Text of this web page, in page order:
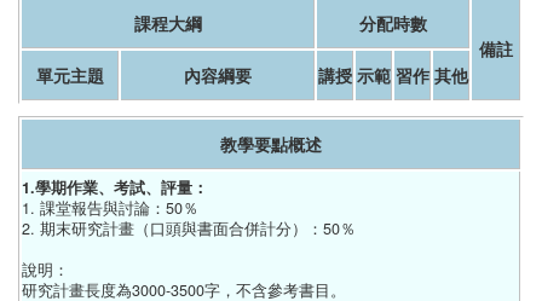
課程大綱
分配時數
備註
單元主題
內容綱要 講授 示範 習作 其他
教學要點概述
1.學期作業、考試、評量：
1. 課堂報告與討論：50％
2. 期末研究計畫（口頭與書面合併計分）：50％
說明：
研究計畫長度為3000-3500字，不含參考書目。